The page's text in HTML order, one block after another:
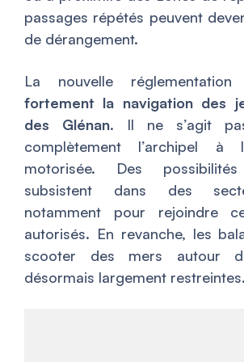
passages répétés peuvent
de dérangement.
La nouvelle réglementation
fortement la navigation des
des Glénan. Il ne s’agit
complètement l’archipel à
motorisée. Des
subsistent dans des
notamment pour rejoindre
autorisés. En revanche, les
scooter des mers autour
désormais largement restreintes.